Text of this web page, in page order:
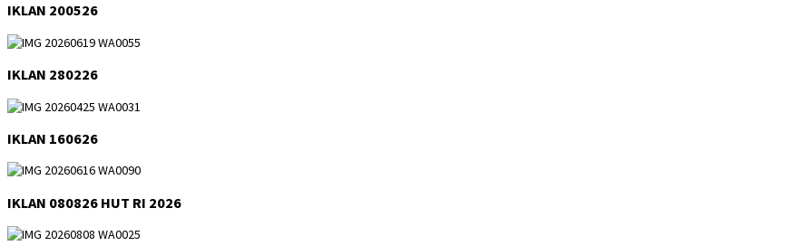
IKLAN 200526
IKLAN 280226
IKLAN 160626
IKLAN 080826 HUT RI 2026